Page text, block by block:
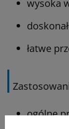
wysoka
łatwe
ogólne